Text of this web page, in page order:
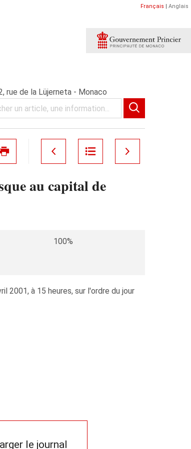
Français | Anglais
rue de la Lüjerneta - Monaco
au capital de
100%
2001, à 15 heures, sur l'ordre du jour
le journal